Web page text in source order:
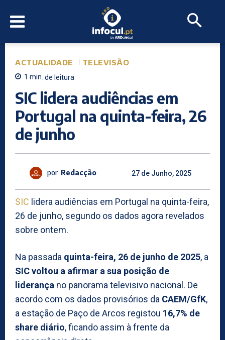
ACTUALIDADE TELEVISÃO
1 min. de leitura
SIC lidera audiências em
Portugal na quinta-feira, 26
de junho
por Redacção 27 de Junho, 2025
SIC lidera audiências em Portugal na quinta-feira,
26 de junho, segundo os dados agora revelados
sobre ontem.
Na passada quinta-feira, 26 de junho de 2025, a
SIC voltou a afirmar a sua posição de
liderança no panorama televisivo nacional. De
acordo com os dados provisórios da CAEM/GfK,
a estação de Paço de Arcos registou 16,7% de
share diário, ficando assim à frente da